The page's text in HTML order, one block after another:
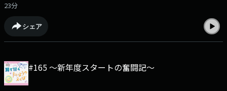
ら、お互いの楽しみ方を語り合いました。是非お楽しみください。
23分
シェア
#165 〜新年度スタートの奮闘記〜